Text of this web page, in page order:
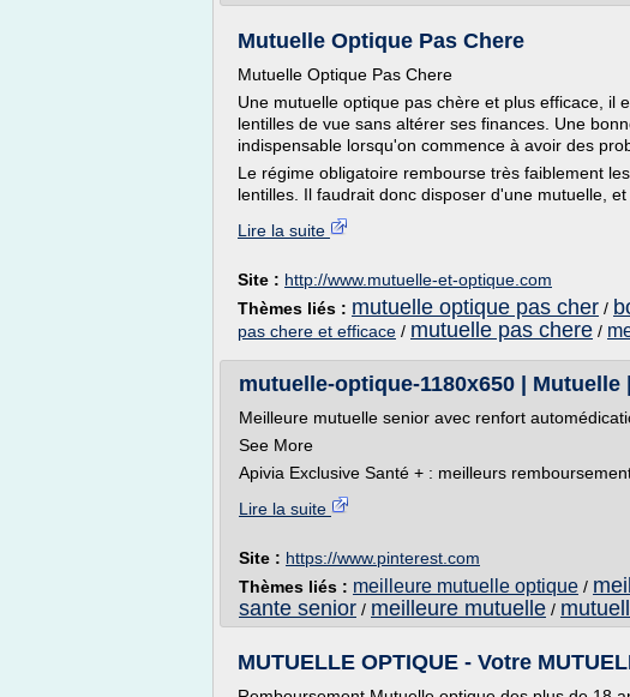
Mutuelle Optique Pas Chere
Mutuelle Optique Pas Chere
Une mutuelle optique pas chère et plus efficace, il
lentilles de vue sans altérer ses finances. Une
indispensable lorsqu'on commence à avoir des
Le régime obligatoire rembourse très faiblement
lentilles. Il faudrait donc disposer d'une mutuelle,
Lire la suite
Site : http://www.mutuelle-et-optique.com
Thèmes liés : mutuelle optique pas cher /
pas chere et efficace / mutuelle pas chere /
mutuelle-optique-1180x650 | Mutuelle
Meilleure mutuelle senior avec renfort
See More
Apivia Exclusive Santé + : meilleurs
Lire la suite
Site : https://www.pinterest.com
Thèmes liés : meilleure mutuelle optique /
sante senior / meilleure mutuelle /
MUTUELLE OPTIQUE - Votre